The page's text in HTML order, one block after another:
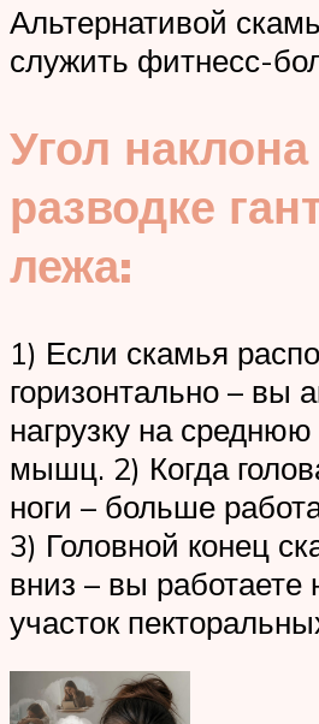
Альтернативой
служить фитнесс-
Угол
разводке
лежа:
1) Если скамья
горизонтально – вы
нагрузку на
мышц. 2) Когда
ноги – больше
3) Головной конец
вниз – вы работаете
участок